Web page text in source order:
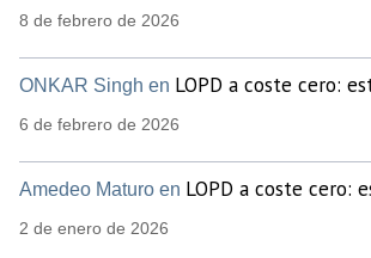
8 de febrero de 2026
ONKAR Singh en LOPD a coste cero:
6 de febrero de 2026
Amedeo Maturo en LOPD a coste cero:
2 de enero de 2026